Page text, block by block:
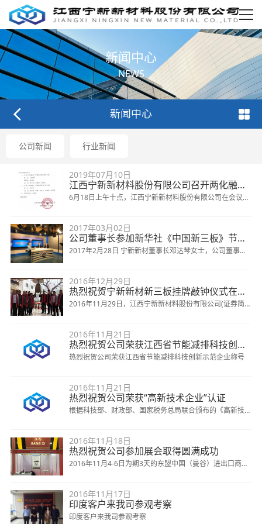
新闻中心
NEWS
新闻中心
公司新闻 行业新闻
2019年07月10日
江西宁新新材料股份有限公司召开两化融合贯标
6月18日上午十点，江西宁新新材料股份有限公司在会议室
有奉新县副县长熊敏剑、县工信局局长黄彩龙、高新管委会
主任张思敏、副局长许听如、县工信局股长张玉婷；江西宁
经理田家利、李江标、财务总监邓聪秀、生产副总刘春根等
各部门相关负责人，及南昌思创企管策划有限公司董事长曹
2017年03月02日
公司董事长参加新华社《中国新三板》节目录制
2017年2月28日 宁新新材董事长邓达琴女士，公司董事，
社《中国新三板》节目录制，结合新三板现状及公司发展，
共同展望中国新三板未来发展。
2016年12月29日
热烈祝贺宁新新材新三板挂牌敲钟仪式在北京隆重举行
2016年11月29日，江西宁新新材料股份有限公司(证券简
2016年11月21日
热烈祝贺公司荣获江西省节能减排科技创新示范企业称号
热烈祝贺公司荣获江西省节能减排科技创新示范企业称号
2016年11月21日
热烈祝贺公司荣获“高新技术企业”认证
根据科技部、财政部、国家税务总局联合颁布的《高新技术
2016年11月18日
热烈祝贺公司参加展会取得圆满成功
2016年11月4-6日为期3天的东盟中国（曼谷）进出口商品
2016年11月17日
印度客户来我司参观考察
印度客户来我司参观考察